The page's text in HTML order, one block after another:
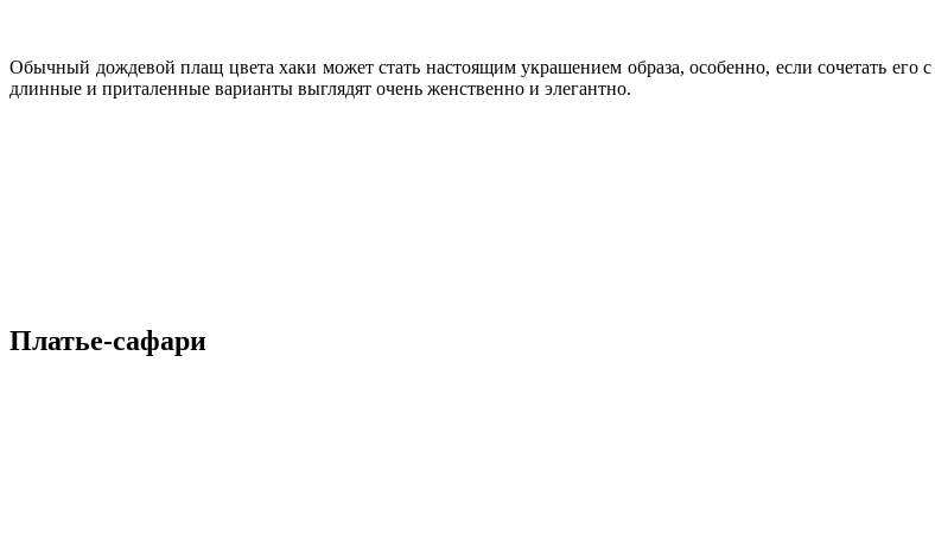
Обычный дождевой плащ цвета хаки может стать настоящим украшением образа, особенно, если сочетать
длинные и приталенные варианты выглядят очень женственно и элегантно.
Платье-сафари